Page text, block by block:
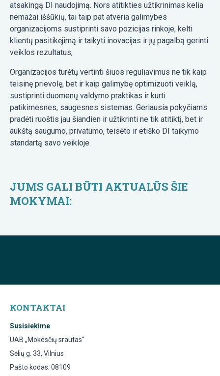
atsakingą DI naudojimą. Nors atitikties užtikrinimas kelia
nemažai iššūkių, tai taip pat atveria galimybes
organizacijoms sustiprinti savo pozicijas rinkoje, kelti
klientų pasitikėjimą ir taikyti inovacijas ir jų pagalbą gerinti
veiklos rezultatus,
Organizacijos turėtų vertinti šiuos reguliavimus ne tik kaip
teisinę prievolę, bet ir kaip galimybę optimizuoti veiklą,
sustiprinti duomenų valdymo praktikas ir kurti
patikimesnes, saugesnes sistemas. Geriausia pokyčiams
pradėti ruoštis jau šiandien ir užtikrinti ne tik atitiktį, bet ir
aukštą saugumo, privatumo, teisėto ir etiško DI taikymo
standartą savo veikloje.
JUMS GALI BŪTI AKTUALŪS ŠIE
MOKYMAI:
KONTAKTAI
Susisiekime
UAB „Mokesčių srautas“
Sėlių g. 33, Vilnius
Pašto kodas: 08109